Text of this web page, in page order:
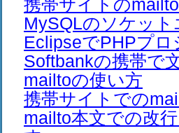
携帯サイトの
MySQLのソケット
EclipseでPHPプ
Softbankの携帯で
mailtoの使い方
携帯サイトでの
mailto本文での改